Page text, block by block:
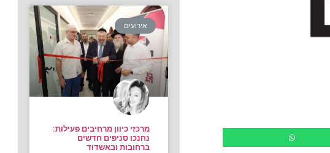
אירועים
מרכזי כיוון מרחיבים פעילות:
נחנכו סניפים חדשים
ברחובות ובאשדוד